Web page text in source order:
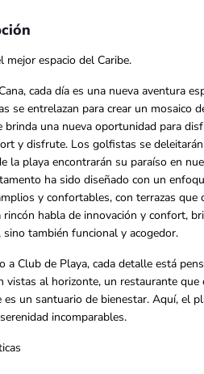
mejor espacio del Caribe.
cada día es una nueva aventura
se entrelazan para crear un
brinda una nueva oportunidad para
y disfrute. Los golfistas se
la playa encontrarán su paraíso en
ha sido diseñado con un
y confortables, con terrazas
rincón habla de innovación y confort,
sino también funcional y acogedor.
a Club de Playa, cada detalle está
vistas al horizonte, un restaurante
es un santuario de bienestar. Aquí, el
incomparables.